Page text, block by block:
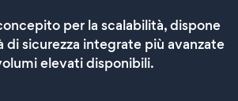
per la scalabilità, dispone
di sicurezza integrate più avanzate
elevati disponibili.